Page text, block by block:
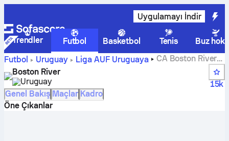
Uygulamayı İndir
Trendler Futbol Basketbol Tenis
Buz
Futbol
Uruguay Liga AUF Uruguaya
CA Boston River
skorları, fikstürleri, puan durumu ve oyuncu istatistikleri
Boston River
Uruguay
15k
Genel Bakış Maçlar Kadro
Öne Çıkanlar